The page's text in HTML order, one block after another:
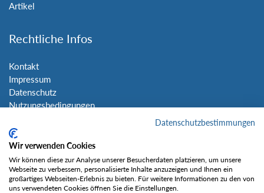
Artikel
Rechtliche Infos
Kontakt
Impressum
Datenschutz
Nutzungsbedingungen
Social Media
Datenschutzbestimmungen
Wir verwenden Cookies
Wir können diese zur Analyse unserer Besucherdaten platzieren, um unsere
Webseite zu verbessern, personalisierte Inhalte anzuzeigen und Ihnen ein
großartiges Webseiten-Erlebnis zu bieten. Für weitere Informationen zu den von
uns verwendeten Cookies öffnen Sie die Einstellungen.